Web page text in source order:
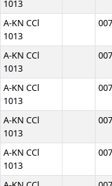
1013
A-KN CCl
1013
A-KN CCl
1013
A-KN CCl
1013
A-KN CCl
1013
A-KN CCl
1013